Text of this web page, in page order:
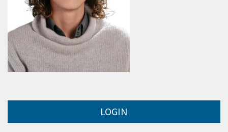
LOGIN